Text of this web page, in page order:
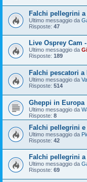
Falchi pellegrini a
Ultimo messaggio da
Risposte: 47
Live Osprey Cam
Ultimo messaggio da
Risposte: 189
Falchi pescatori
Ultimo messaggio da
Risposte: 514
Gheppi in Europa
Ultimo messaggio da
Risposte: 8
Falchi pellegrini
Ultimo messaggio da
Risposte: 42
Falchi pellegrini a
Ultimo messaggio da
Risposte: 69